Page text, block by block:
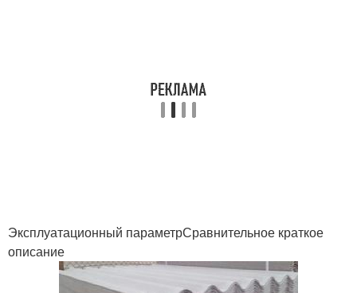
Эксплуатационный параметрСравнительное краткое
описание